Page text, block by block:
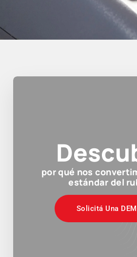
por qué nos
estándar del
Solicitá Una